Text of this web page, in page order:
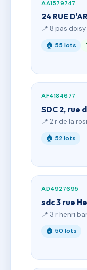
AA1579747
24 RUE
📍 8 pas doisy
🏠 55 lots
AF4184677
SDC 2, rue
📍 2 r de la
🏠 52 lots
AD4927695
sdc 3 rue
📍 3 r henri
🏠 50 lots